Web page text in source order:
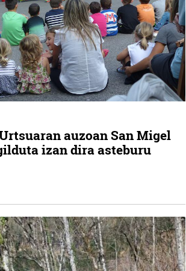
auzoan San Migel
izan dira asteburu